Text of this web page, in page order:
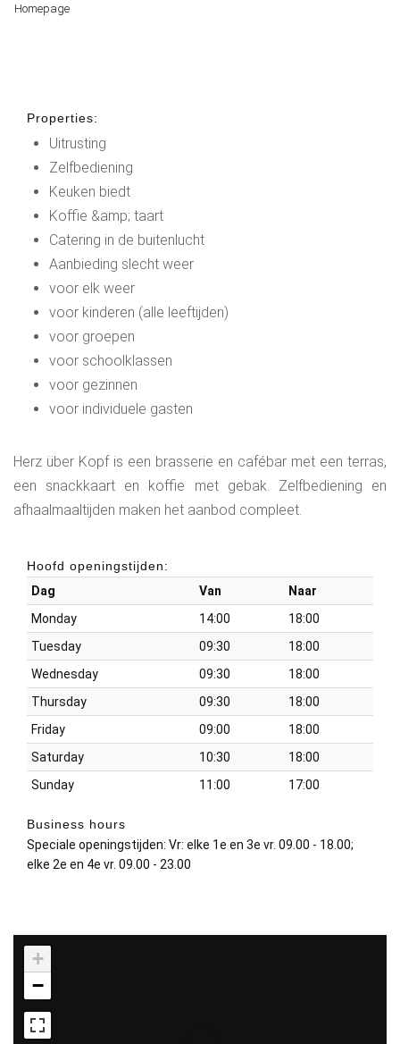
Homepage
Properties:
Uitrusting
Zelfbediening
Keuken biedt
Koffie &amp; taart
Catering in de buitenlucht
Aanbieding slecht weer
voor elk weer
voor kinderen (alle leeftijden)
voor groepen
voor schoolklassen
voor gezinnen
voor individuele gasten
Herz über Kopf is een brasserie en cafébar met een terras,
een snackkaart en koffie met gebak. Zelfbediening en
afhaalmaaltijden maken het aanbod compleet.
Hoofd openingstijden:
Dag
Van
Naar
Monday
14:00
18:00
Tuesday
09:30
18:00
Wednesday
09:30
18:00
Thursday
09:30
18:00
Friday
09:00
18:00
Saturday
10:30
18:00
Sunday
11:00 17:00
Business hours
Speciale openingstijden: Vr: elke 1e en 3e vr. 09.00 - 18.00;
elke 2e en 4e vr. 09.00 - 23.00
+
−